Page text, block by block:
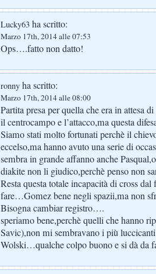
Lucky63 ha scritto:
Marzo 17th, 2014 alle 07:53
Ops….fatto non datto!
ronny ha scritto:
Marzo 17th, 2014 alle 08:00
Partita presa per quella che era in attesa
il centrocampo e l’attacco,ma questa
Siamo stati molto fortunati perchè il
eccelso,ma hanno avuto una serie di
sembra in grande affanno anche
diakite non li giudico,perchè penso non
Resta questa totale incapacità di cross dal
fare…Gomez bene negli spazii,ma non
Bisogna cambiar registro….
speriamo bene,perchè quelli che hanno
Savic),non mi sembravano i più
Wolski…qualche colpo buono e si dà da